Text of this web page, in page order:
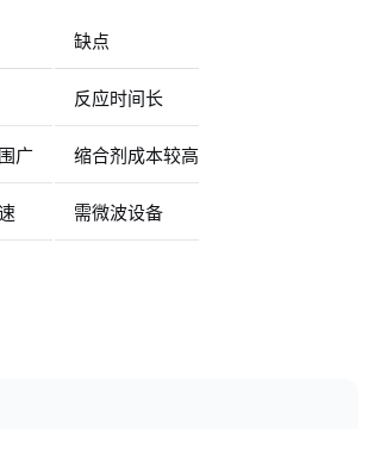
缺点
反应时间长
广 缩合剂成本较高
需微波设备